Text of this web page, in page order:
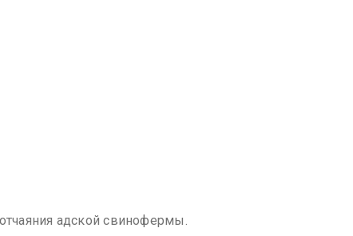
адской свинофермы.